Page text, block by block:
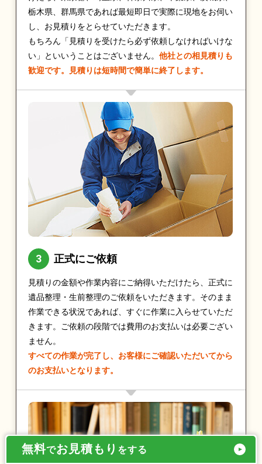
栃木県、群馬県であれば最短即日で実際に現地をお伺い
し、お見積りをとらせていただきます。
もちろん「見積りを受けたら必ず依頼しなければいけな
い」といいうことはございません。 他社との相見積りも
歓迎です。見積りは短時間で簡単に終了します。
正式にご依頼
見積りの金額や作業内容にご納得いただけたら、正式に
遺品整理・生前整理のご依頼をいただきます。そのまま
作業できる状況であれば、すぐに作業に入らせていただ
きます。ご依頼の段階では費用のお支払いは必要ござい
ません。
すべての作業が完了し、お客様にご確認いただいてから
のお支払いとなります。
無料でお見積もり をする